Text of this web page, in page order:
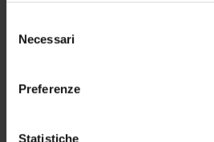
modificare o revocare il proprio
momento dalla Dichiarazione sui
raccogliere informazioni
delNecessari
Preferenze
Statistiche
PHD PROGRAMMES AND